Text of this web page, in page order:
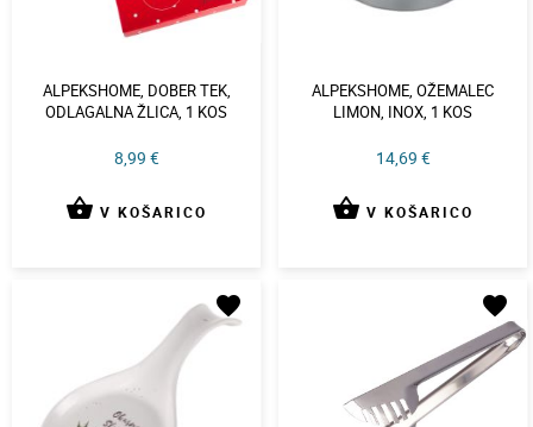
ALPEKSHOME, DOBER TEK,
ODLAGALNA ŽLICA, 1 KOS
8,99 €
shopping_basket V KOŠARICO
ALPEKSHOME, OŽEMALEC
LIMON, INOX, 1 KOS
14,69 €
shopping_basket V KOŠARICO
favorite favorite